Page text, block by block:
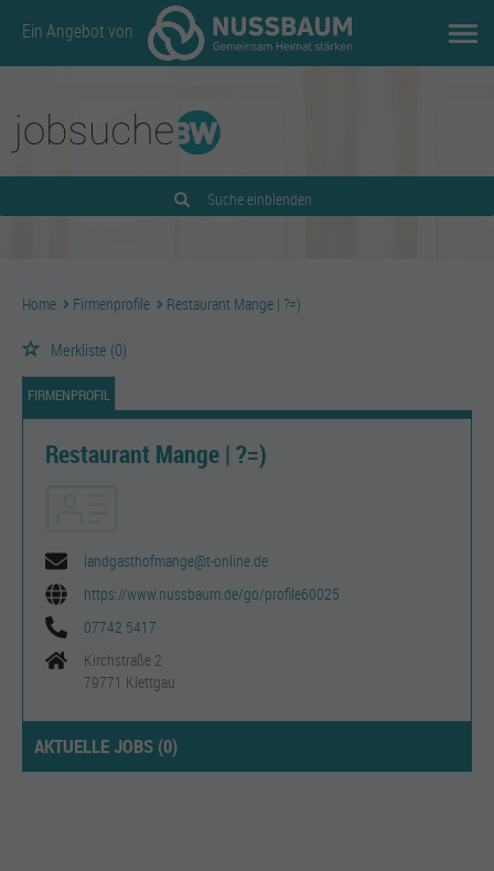
Ein Angebot von
Suche einblenden
Home Firmenprofile Restaurant Mange | ?=)
Merkliste (0)
FIRMENPROFIL
Restaurant Mange | ?=)
landgasthofmange@t-online.de
https://www.nussbaum.de/go/profile60025
07742 5417
Kirchstraße 2
79771 Klettgau
AKTUELLE JOBS (0)